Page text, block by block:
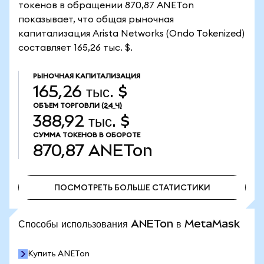
токенов в обращении 870,87 ANETon
показывает, что общая рыночная
капитализация Arista Networks (Ondo Tokenized)
составляет 165,26 тыс. $.
РЫНОЧНАЯ КАПИТАЛИЗАЦИЯ
165,26 тыс. $
ОБЪЕМ ТОРГОВЛИ (24 Ч)
388,92 тыс. $
СУММА ТОКЕНОВ В ОБОРОТЕ
870,87 ANETon
ПОСМОТРЕТЬ БОЛЬШЕ СТАТИСТИКИ
Способы использования ANETon в MetaMask
Купить ANETon